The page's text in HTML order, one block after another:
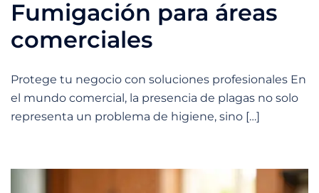
Fumigación para áreas
comerciales
Protege tu negocio con soluciones profesionales En
el mundo comercial, la presencia de plagas no solo
representa un problema de higiene, sino […]